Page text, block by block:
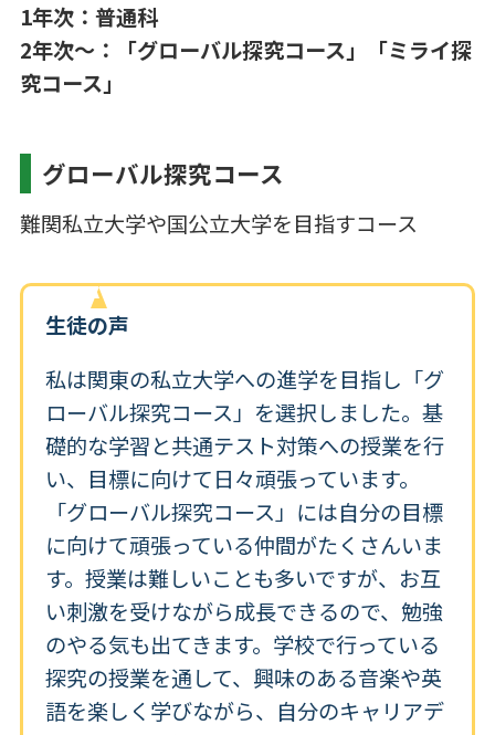
1年次：普通科
2年次〜：「グローバル探究コース」「ミライ探
究コース」
グローバル探究コース
難関私立大学や国公立大学を目指すコース
生徒の声
私は関東の私立大学への進学を目指し「グ
ローバル探究コース」を選択しました。基
礎的な学習と共通テスト対策への授業を行
い、目標に向けて日々頑張っています。
「グローバル探究コース」には自分の目標
に向けて頑張っている仲間がたくさんいま
す。授業は難しいことも多いですが、お互
い刺激を受けながら成長できるので、勉強
のやる気も出てきます。学校で行っている
探究の授業を通して、興味のある音楽や英
語を楽しく学びながら、自分のキャリアデ